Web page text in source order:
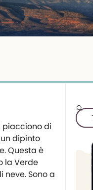
piacciono di
dipinto
Questa è
la Verde
neve. Sono a